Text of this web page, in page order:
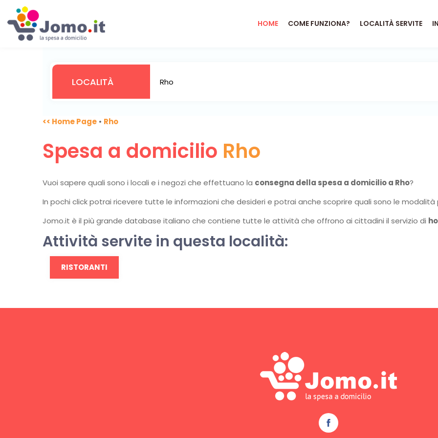
HOME COME FUNZIONA? LOCALITÀ SERVITE
<< Home Page • Rho
Spesa a domicilio Rho
Vuoi sapere quali sono i locali e i negozi che effettuano la consegna della spesa a domicilio a Rho?
In pochi click potrai ricevere tutte le informazioni che desideri e potrai anche scoprire quali sono le
Jomo.it è il più grande database italiano che contiene tutte le attività che offrono ai cittadini il servizio di
Attività servite in questa località:
RISTORANTI